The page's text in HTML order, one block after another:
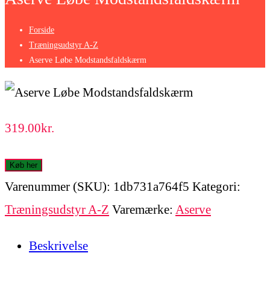
Forside
Træningsudstyr A-Z
Aserve Løbe Modstandsfaldskærm
319.00kr.
Køb her
Varenummer (SKU): 1db731a764f5 Kategori:
Træningsudstyr A-Z Varemærke: Aserve
Beskrivelse